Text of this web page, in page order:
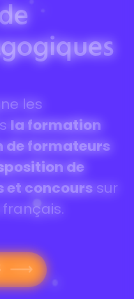
les
la formation
de formateurs
de
et concours sur
français.